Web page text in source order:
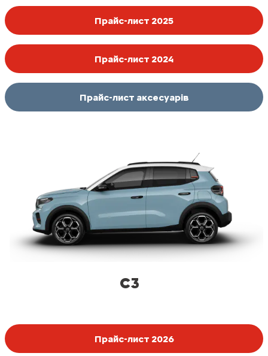
Прайс-лист 2025
Прайс-лист 2024
Прайс-лист аксесуарів
C3
Прайс-лист 2026